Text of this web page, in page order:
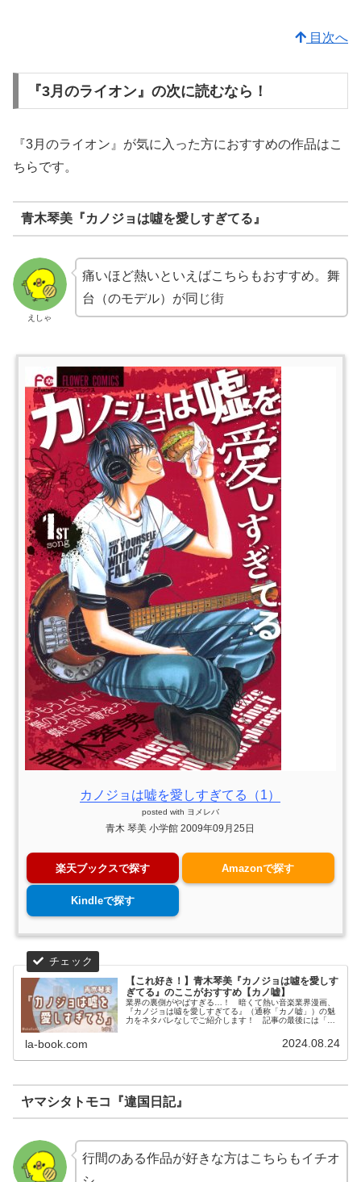
目次へ
『3月のライオン』の次に読むなら！
『3月のライオン』が気に入った方におすすめの作品はこ
ちらです。
青木琴美『カノジョは噓を愛しすぎてる』
えしゃ
痛いほど熱いといえばこちらもおすすめ。舞
台（のモデル）が同じ街
カノジョは嘘を愛しすぎてる（1）
posted with ヨメレバ
青木 琴美 小学館 2009年09月25日
楽天ブックスで探す Amazonで探す
Kindleで探す
【これ好き！】青木琴美『カノジョは噓を愛しす
ぎてる』のここがおすすめ【カノ嘘】
業界の裏側がやばすぎる…！ 暗くて熱い音楽業界漫画、
『カノジョは噓を愛しすぎてる』（通称「カノ嘘」）の魅
力をネタバレなしでご紹介します！ 記事の最後には「カ
la-book.com 2024.08.24
ヤマシタトモコ『違国日記』
行間のある作品が好きな方はこちらもイチオ